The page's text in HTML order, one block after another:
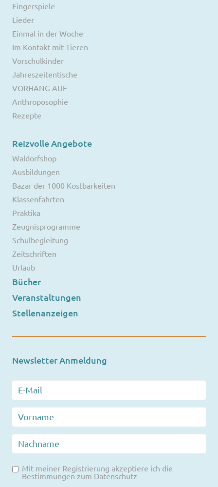
Fingerspiele
Lieder
Einmal in der Woche
Im Kontakt mit Tieren
Vorschulkinder
Jahreszeitentische
VORHANG AUF
Anthroposophie
Rezepte
Reizvolle Angebote
Waldorfshop
Ausbildungen
Bazar der 1000 Kostbarkeiten
Klassenfahrten
Praktika
Zeugnisprogramme
Schulbegleitung
Zeitschriften
Urlaub
Bücher
Veranstaltungen
Stellenanzeigen
Newsletter Anmeldung
Mit meiner Registrierung akzeptiere ich die
Bestimmungen zum Datenschutz